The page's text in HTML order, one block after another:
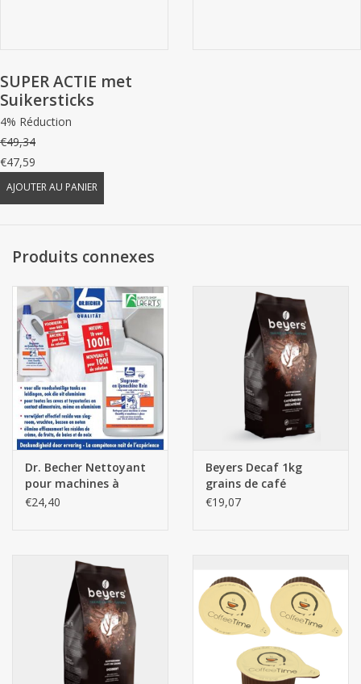
SUPER ACTIE met
Suikersticks
4% Réduction
€49,34
€47,59
AJOUTER AU PANIER
Produits connexes
Dr. Becher Nettoyant
pour machines à
crème Chantilly et
€24,40
Beyers Decaf 1kg
grains de café
€19,07